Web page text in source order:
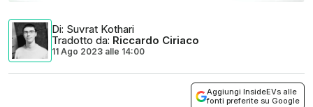
Di: Suvrat Kothari
Tradotto da: Riccardo Ciriaco
11 Ago 2023 alle 14:00
Aggiungi InsideEVs alle
fonti preferite su Google